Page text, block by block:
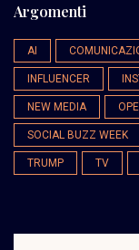
Argomenti
AI
INFLUENCER
NEW MEDIA
SOCIAL BUZZ WEEK
TRUMP TV